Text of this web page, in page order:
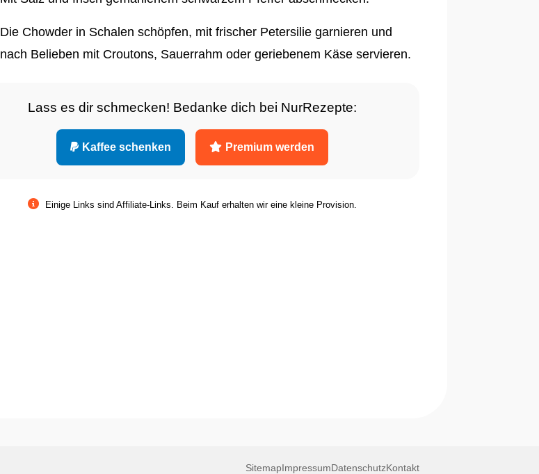
Die Chowder in Schalen schöpfen, mit frischer Petersilie garnieren und
nach Belieben mit Croutons, Sauerrahm oder geriebenem Käse servieren.
Lass es dir schmecken! Bedanke dich bei NurRezepte:
Kaffee schenken Premium werden
Einige Links sind Affiliate-Links. Beim Kauf erhalten wir eine kleine Provision.
SitemapImpressumDatenschutzKontakt